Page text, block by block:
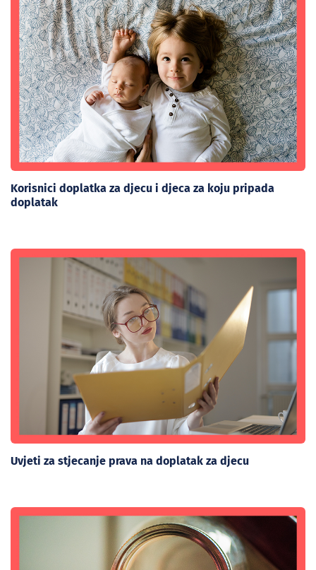
Korisnici doplatka za djecu i djeca za koju pripada
doplatak
Uvjeti za stjecanje prava na doplatak za djecu